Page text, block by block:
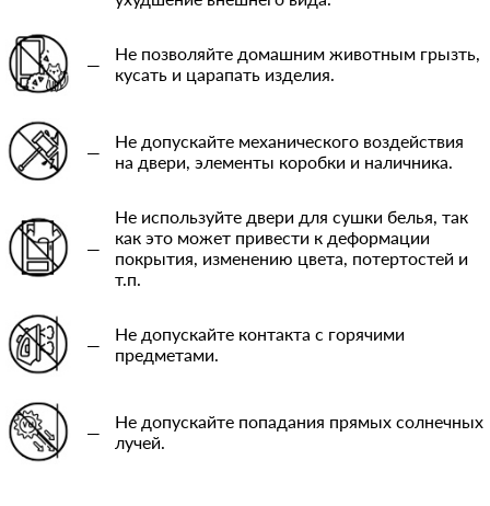
—
Не позволяйте домашним животным грызть,
кусать и царапать изделия.
—
Не допускайте механического воздействия
на двери, элементы коробки и наличника.
—
Не используйте двери для сушки белья, так
как это может привести к деформации
покрытия, изменению цвета, потертостей и
т.п.
—
Не допускайте контакта с горячими
предметами.
—
Не допускайте попадания прямых солнечных
лучей.